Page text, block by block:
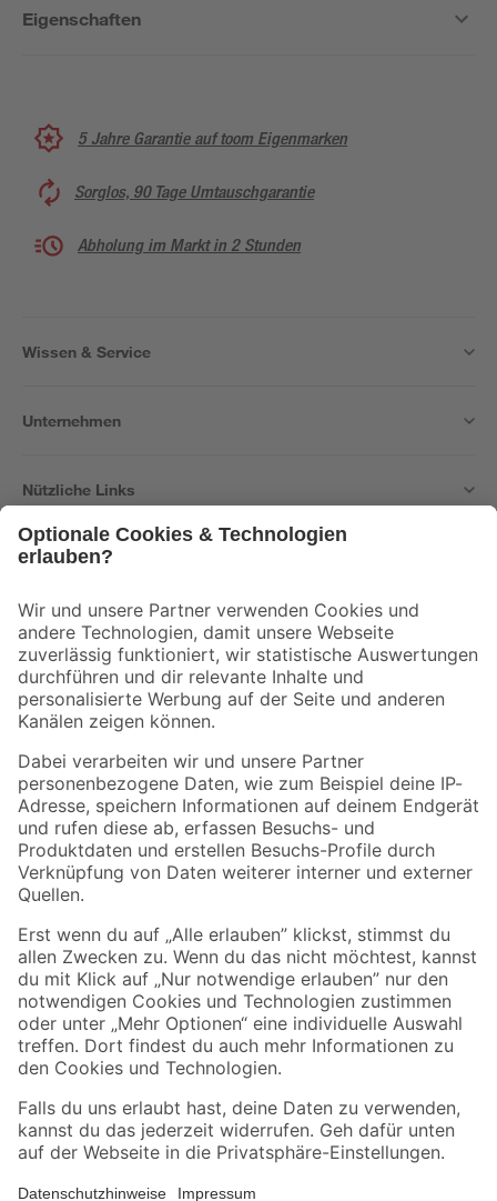
Eigenschaften
5 Jahre Garantie auf toom Eigenmarken
Sorglos, 90 Tage Umtauschgarantie
Abholung im Markt in 2 Stunden
Wissen & Service
Unternehmen
Nützliche Links
Der toom Newsletter: Keine Angebote und Aktionen mehr verpassen!
Zur Newsletter Anmeldung
Folge uns
Zahlungsarten Versandarten
Sicher einkaufen
Jetzt die toom-App herunterladen
Alle Preisangaben in EUR inkl. gesetzl. MwSt.. Die dargestellten Angebote sind unter
Umständen nicht in allen Märkten verfügbar. Die angegebenen Verfügbarkeiten beziehen
Produkte nur solange der Vorrat reicht.